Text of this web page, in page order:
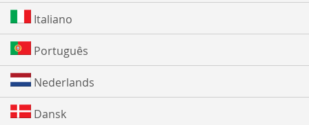
Italiano
Português
Nederlands
Dansk